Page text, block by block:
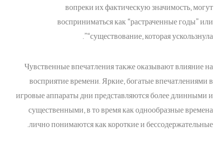
вопреки их фактическую значимость, могут
восприниматься как “растраченные годы” или
“существование, которая ускользнула”.
Чувственные впечатления также оказывают влияние на
восприятие времени. Яркие, богатые впечатлениями в
игровые аппараты дни представляются более длинными и
существенными, в то время как однообразные времена
лично понимаются как короткие и бессодержательные.